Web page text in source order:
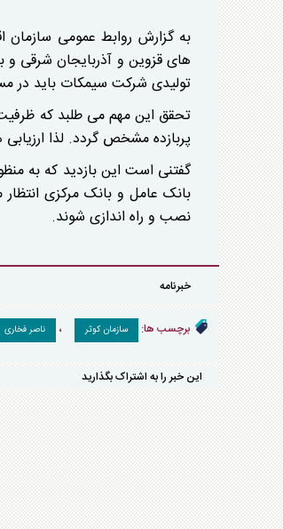
به گزارش روابط عمومی سازمان
های قزوین و آذربایجان شرقی و
تولیدی شرکت سیمکات باید در
تحقق این مهم می طلبد که
پربازده مشخص گردد. لذا
گفتنی است این بازدید که به
بانک عامل و بانک مرکزی
نصب و راه اندازی شوند.
خبرنامه
برچسب ها: سازمان کوثر ، ناصر فخاری
این خبر را به اشتراک بگذارید